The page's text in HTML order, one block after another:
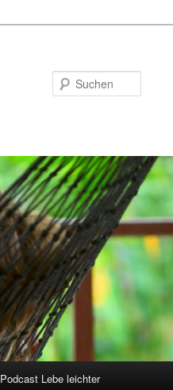
Podcast Lebe leichter